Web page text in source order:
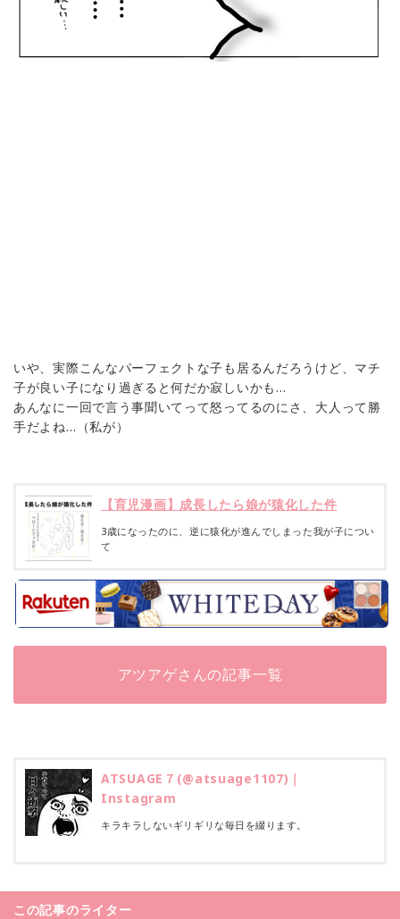
いや、実際こんなパーフェクトな子も居るんだろうけど、マチ
子が良い子になり過ぎると何だか寂しいかも…
あんなに一回で言う事聞いてって怒ってるのにさ、大人って勝
手だよね…（私が）
【育児漫画】成長したら娘が猿化した件
3歳になったのに、逆に猿化が進んでしまった我が子につい
て
アツアゲさんの記事一覧
ATSUAGE７(@atsuage1107)｜
Instagram
キラキラしないギリギリな毎日を綴ります。
この記事のライター